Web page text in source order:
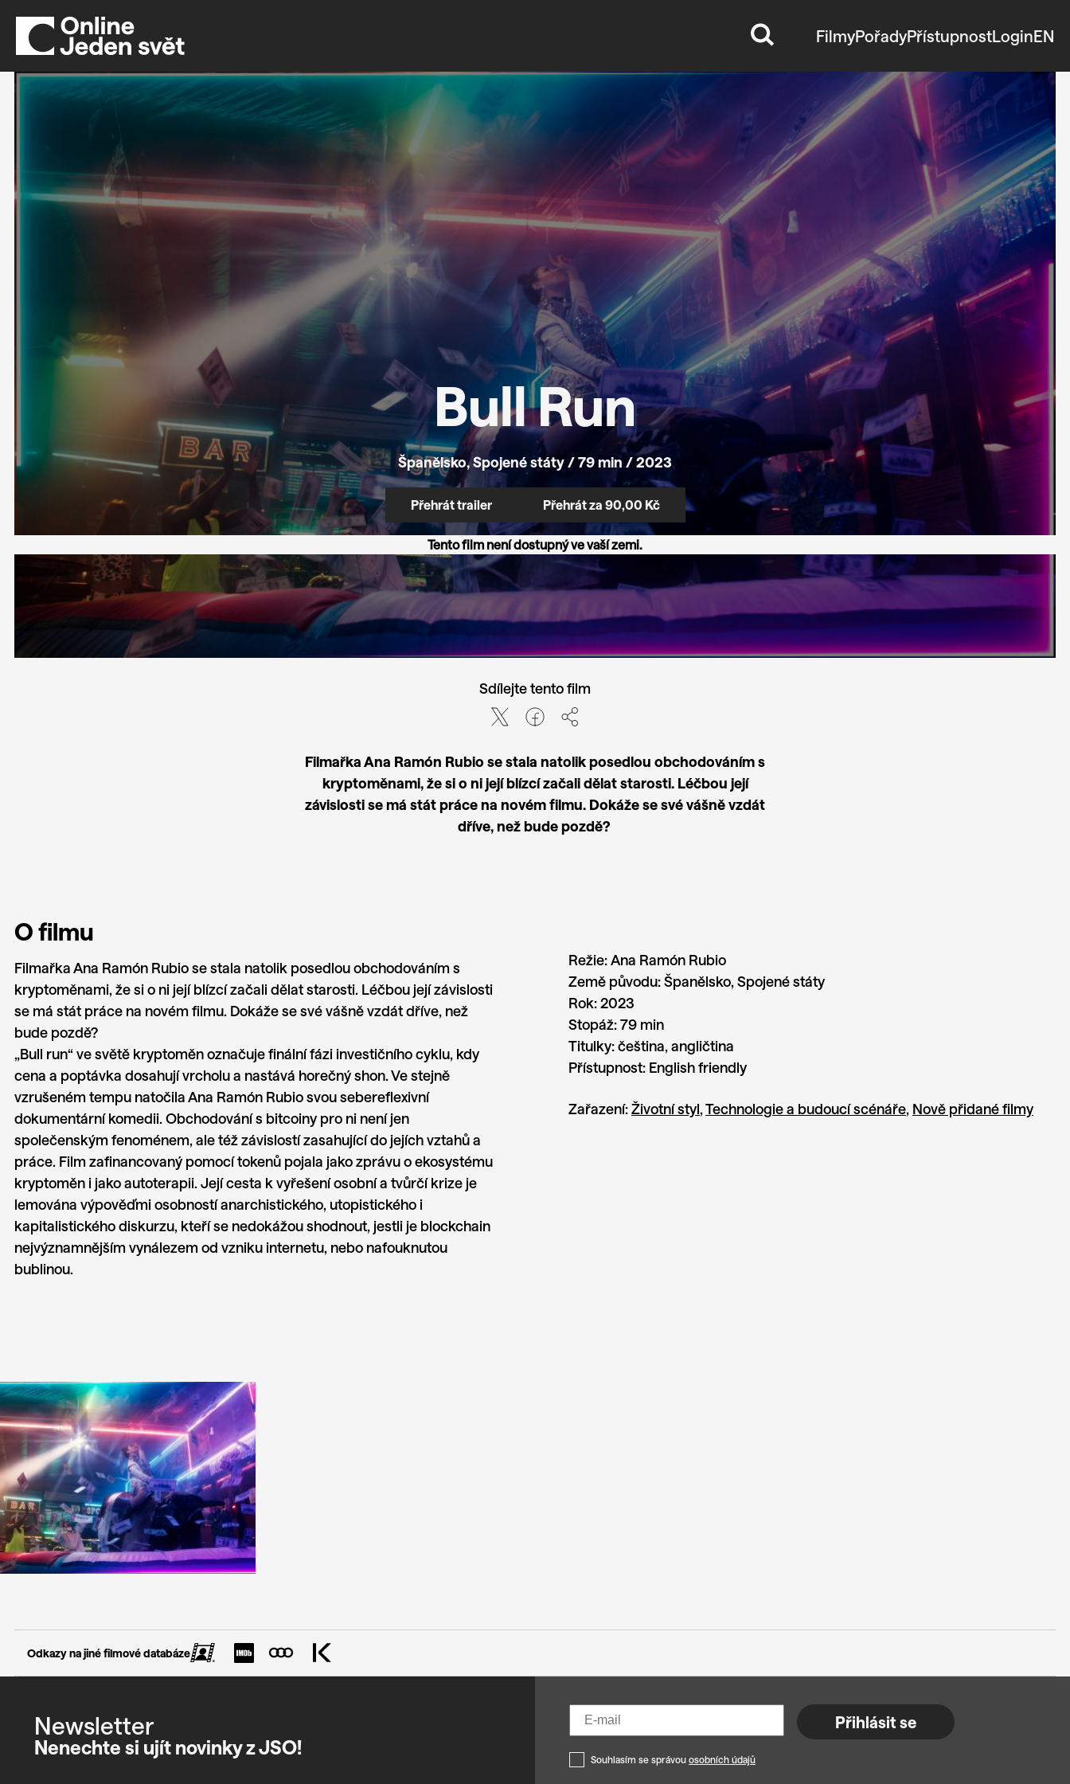
FilmyPořadyPřístupnostLoginEN
Bull Run
Španělsko, Spojené státy / 79 min / 2023
Přehrát trailer Přehrát za 90,00 Kč
Tento film není dostupný ve vaší zemi.
Sdílejte tento film
Filmařka Ana Ramón Rubio se stala natolik posedlou obchodováním s
kryptoměnami, že si o ni její blízcí začali dělat starosti. Léčbou její
závislosti se má stát práce na novém filmu. Dokáže se své vášně vzdát
dříve, než bude pozdě?
O filmu
Filmařka Ana Ramón Rubio se stala natolik posedlou obchodováním s
kryptoměnami, že si o ni její blízcí začali dělat starosti. Léčbou její závislosti
se má stát práce na novém filmu. Dokáže se své vášně vzdát dříve, než
bude pozdě?
„Bull run“ ve světě kryptoměn označuje finální fázi investičního cyklu, kdy
cena a poptávka dosahují vrcholu a nastává horečný shon. Ve stejně
vzrušeném tempu natočila Ana Ramón Rubio svou sebereflexivní
dokumentární komedii. Obchodování s bitcoiny pro ni není jen
společenským fenoménem, ale též závislostí zasahující do jejích vztahů a
práce. Film zafinancovaný pomocí tokenů pojala jako zprávu o ekosystému
kryptoměn i jako autoterapii. Její cesta k vyřešení osobní a tvůrčí krize je
lemována výpověďmi osobností anarchistického, utopistického i
kapitalistického diskurzu, kteří se nedokážou shodnout, jestli je blockchain
nejvýznamnějším vynálezem od vzniku internetu, nebo nafouknutou
bublinou.
Režie:Ana Ramón Rubio
Země původu:Španělsko, Spojené státy
Rok:2023
Stopáž:79 min
Titulky:čeština, angličtina
Přístupnost: English friendly
Zařazení:Životní styl,Technologie a budoucí scénáře, Nově přidané filmy
Odkazy na jiné filmové databáze
Newsletter
Nenechte si ujít novinky z JSO!
Přihlásit se
Souhlasím se správou osobních údajů